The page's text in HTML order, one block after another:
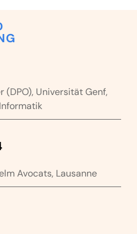
Universität Genf,
Avocats, Lausanne